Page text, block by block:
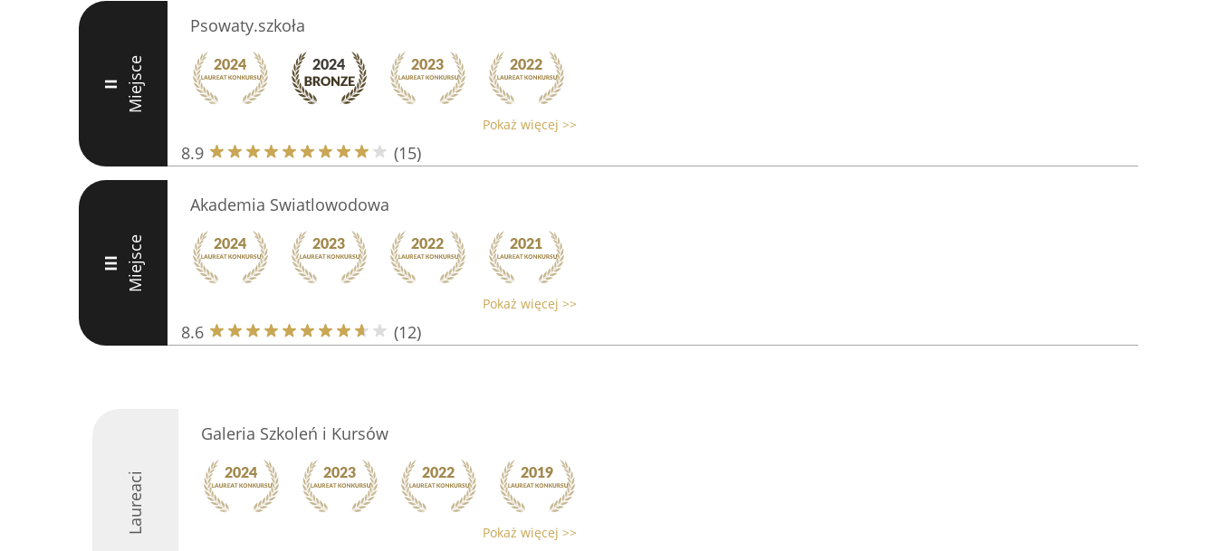
II Miejsce
Psowaty.szkoła
Pokaż więcej >>
8.9 (15)
III Miejsce
Akademia Swiatlowodowa
Pokaż więcej >>
8.6 (12)
Laureaci
Galeria Szkoleń i Kursów
Pokaż więcej >>